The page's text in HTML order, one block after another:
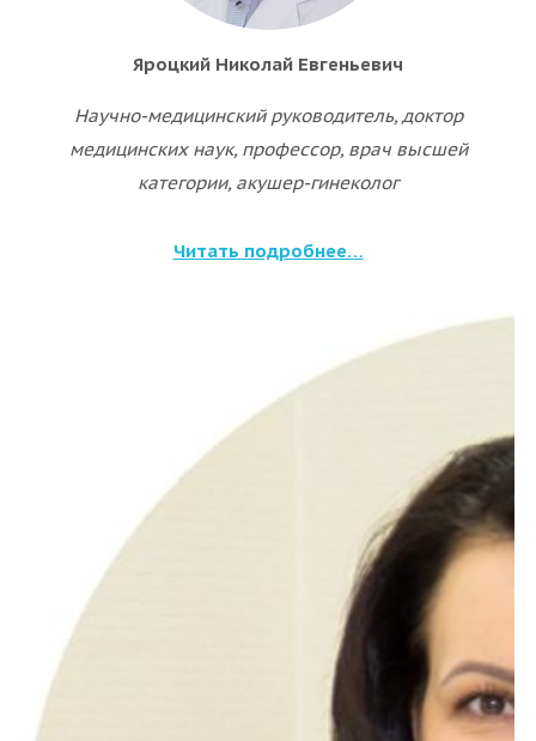
Яроцкий Николай Евгеньевич
Научно-медицинский руководитель, доктор
медицинских наук, профессор, врач высшей
категории, акушер-гинеколог
Читать подробнее…